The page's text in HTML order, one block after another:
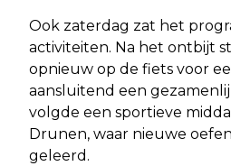
Ook zaterdag zat het
activiteiten. Na het ontbijt
opnieuw op de fiets voor
aansluitend een
volgde een sportieve
Drunen, waar nieuwe
geleerd.